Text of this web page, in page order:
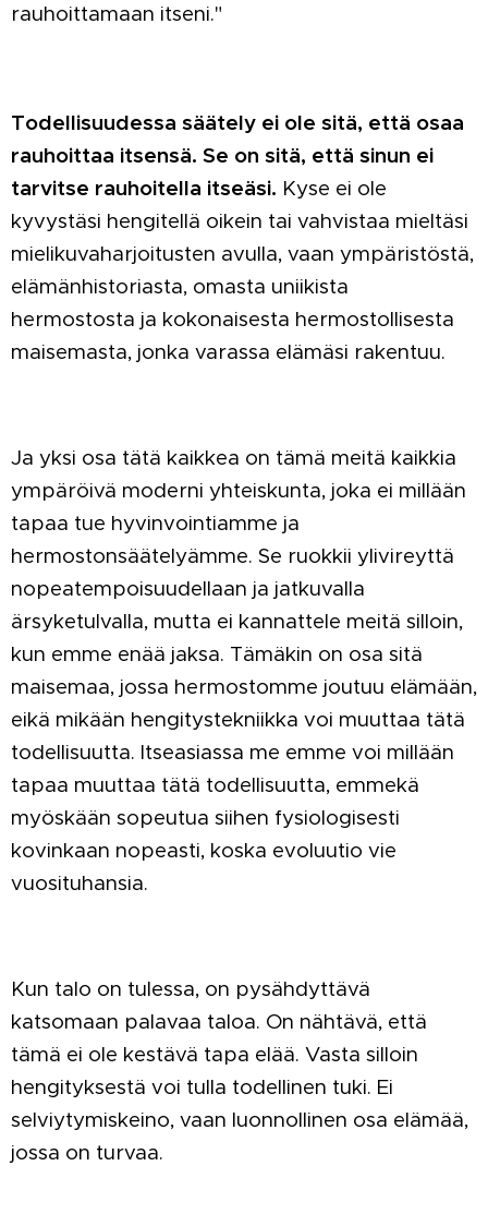
rauhoittamaan itseni."
Todellisuudessa säätely ei ole sitä, että osaa
rauhoittaa itsensä. Se on sitä, että sinun ei
tarvitse rauhoitella itseäsi. Kyse ei ole
kyvystäsi hengitellä oikein tai vahvistaa mieltäsi
mielikuvaharjoitusten avulla, vaan ympäristöstä,
elämänhistoriasta, omasta uniikista
hermostosta ja kokonaisesta hermostollisesta
maisemasta, jonka varassa elämäsi rakentuu.
Ja yksi osa tätä kaikkea on tämä meitä kaikkia
ympäröivä moderni yhteiskunta, joka ei millään
tapaa tue hyvinvointiamme ja
hermostonsäätelyämme. Se ruokkii ylivireyttä
nopeatempoisuudellaan ja jatkuvalla
ärsyketulvalla, mutta ei kannattele meitä silloin,
kun emme enää jaksa. Tämäkin on osa sitä
maisemaa, jossa hermostomme joutuu elämään,
eikä mikään hengitystekniikka voi muuttaa tätä
todellisuutta. Itseasiassa me emme voi millään
tapaa muuttaa tätä todellisuutta, emmekä
myöskään sopeutua siihen fysiologisesti
kovinkaan nopeasti, koska evoluutio vie
vuosituhansia.
Kun talo on tulessa, on pysähdyttävä
katsomaan palavaa taloa. On nähtävä, että
tämä ei ole kestävä tapa elää. Vasta silloin
hengityksestä voi tulla todellinen tuki. Ei
selviytymiskeino, vaan luonnollinen osa elämää,
jossa on turvaa.